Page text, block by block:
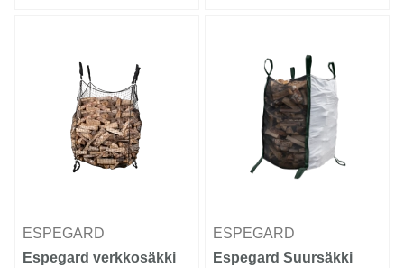
ESPEGARD
Espegard verkkosäkki
ESPEGARD
Espegard Suursäkki